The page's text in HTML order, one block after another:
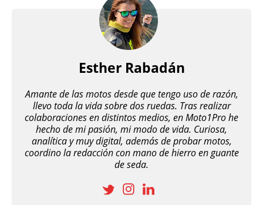
Esther Rabadán
Amante de las motos desde que tengo uso de razón,
llevo toda la vida sobre dos ruedas. Tras realizar
colaboraciones en distintos medios, en Moto1Pro he
hecho de mi pasión, mi modo de vida. Curiosa,
analítica y muy digital, además de probar motos,
coordino la redacción con mano de hierro en guante
de seda.